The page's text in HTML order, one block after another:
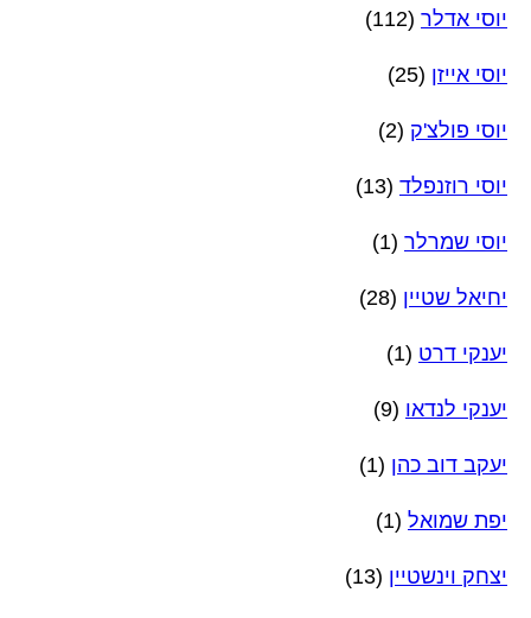
יוסי אדלר (112)
יוסי אייזן (25)
יוסי פולצ'ק (2)
יוסי רוזנפלד (13)
יוסי שמרלר (1)
יחיאל שטיין (28)
יענקי דרט (1)
יענקי לנדאו (9)
יעקב דוב כהן (1)
יפת שמואל (1)
יצחק וינשטיין (13)